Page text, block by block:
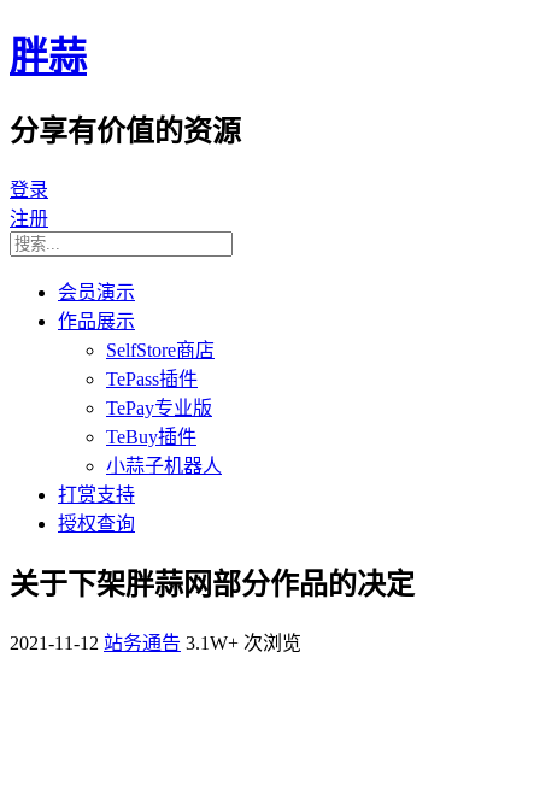
胖蒜
分享有价值的资源
登录
注册
会员演示
作品展示
SelfStore商店
TePass插件
TePay专业版
TeBuy插件
小蒜子机器人
打赏支持
授权查询
关于下架胖蒜网部分作品的决定
2021-11-12 站务通告 3.1W+ 次浏览